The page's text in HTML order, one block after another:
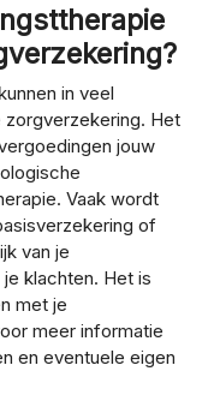
in veel
Het
jouw
Vaak wordt
of
van je
klachten. Het is
met je
meer informatie
en eventuele eigen